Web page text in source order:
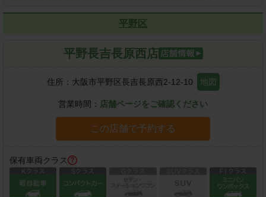
平野区
平野長吉長原西店
住所： 大阪市平野区長吉長原西2-12-10 地図
営業時間： 店舗ページをご確認ください
この店舗で予約する
保有車両クラス